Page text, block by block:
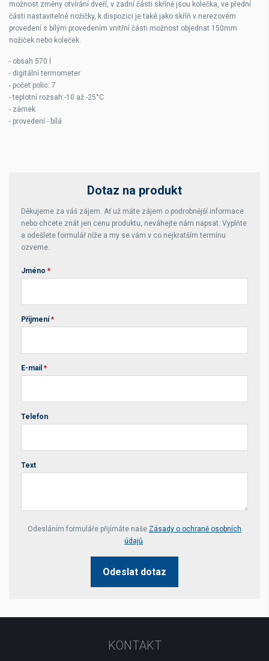
možnost změny otvírání dveří, v zadní části skříně jsou kolečka, ve přední
části nastavitelné nožičky, k dispozici je také jako skříň v nerezovém
provedení s bílým provedením vnitřní části možnost objednat 150mm
nožiček nebo koleček.
- obsah 570 l
- digitální termometer
- počet polic: 7
- teplotní rozsah:-10 až -25°C
- zámek
- provedení - bílá
Dotaz na produkt
Děkujeme za váš zájem. Ať už máte zájem o podrobnější informace
nebo chcete znát jen cenu produktu, neváhejte nám napsat. Vyplňte
a odešlete formulář níže a my se vám v co nejkratším termínu
ozveme.
Jméno *
Příjmení *
E-mail *
Telefon
Text
Your website *
Odesláním formuláře přijímáte naše Zásady o ochraně osobních
údajů.
Odeslat dotaz
KONTAKT